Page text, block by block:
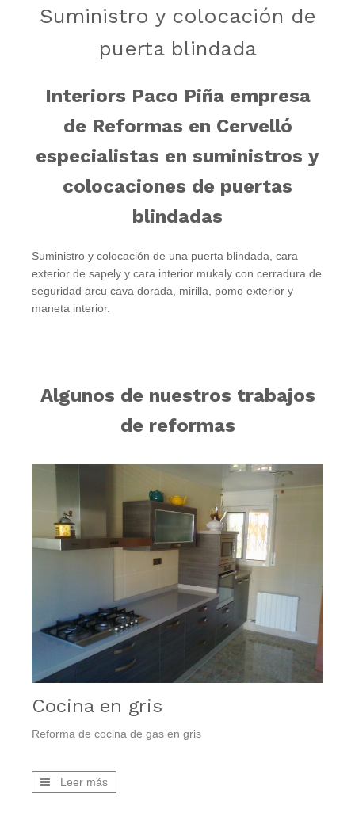
Suministro y colocación de
puerta blindada
Interiors Paco Piña empresa
de Reformas en Cervelló
especialistas en suministros y
colocaciones de puertas
blindadas
Suministro y colocación de una puerta blindada, cara
exterior de sapely y cara interior mukaly con cerradura de
seguridad arcu cava dorada, mirilla, pomo exterior y
maneta interior.
Algunos de nuestros trabajos
de reformas
Cocina en gris
Reforma de cocina de gas en gris
Leer más